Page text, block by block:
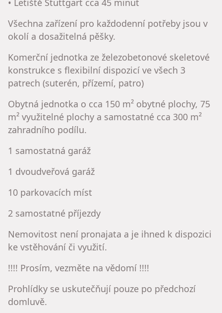
• Letiště Stuttgart cca 45 minut
Všechna zařízení pro každodenní potřeby jsou v
okolí a dosažitelná pěšky.
Komerční jednotka ze železobetonové skeletové
konstrukce s flexibilní dispozicí ve všech 3
patrech (suterén, přízemí, patro)
Obytná jednotka o cca 150 m² obytné plochy, 75
m² využitelné plochy a samostatné cca 300 m²
zahradního podílu.
1 samostatná garáž
1 dvoudveřová garáž
10 parkovacích míst
2 samostatné příjezdy
Nemovitost není pronajata a je ihned k dispozici
ke vstěhování či využití.
!!!! Prosím, vezměte na vědomí !!!!
Prohlídky se uskutečňují pouze po předchozí
domluvě.